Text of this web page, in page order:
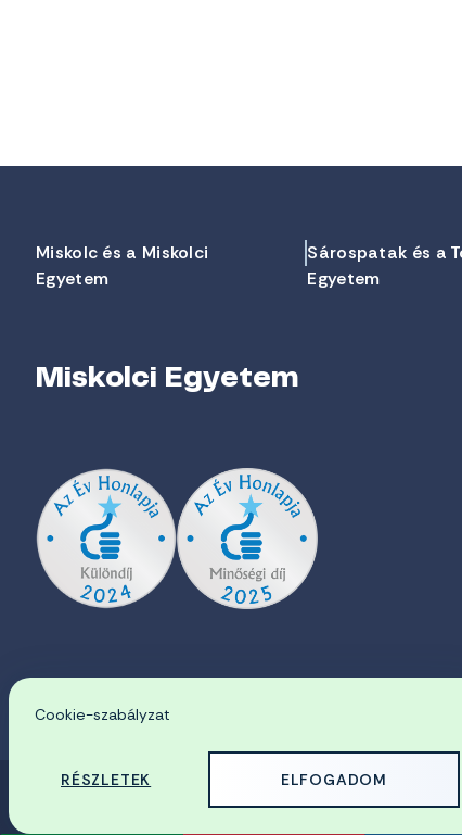
Miskolc és a Miskolci
Egyetem
Sárospatak és a
Egyetem
Miskolci Egyetem
EN
Cookie-szabályzat
RÉSZLETEK ELFOGADOM